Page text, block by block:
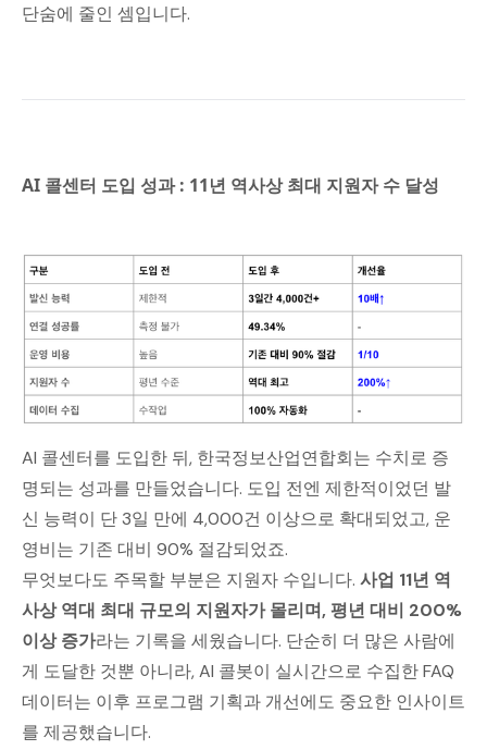
단숨에 줄인 셈입니다.
AI 콜센터 도입 성과 : 11년 역사상 최대 지원자 수 달성
AI 콜센터를 도입한 뒤, 한국정보산업연합회는 수치로 증
명되는 성과를 만들었습니다. 도입 전엔 제한적이었던 발
신 능력이 단 3일 만에 4,000건 이상으로 확대되었고, 운
영비는 기존 대비 90% 절감되었죠.
무엇보다도 주목할 부분은 지원자 수입니다. 사업 11년 역
사상 역대 최대 규모의 지원자가 몰리며, 평년 대비 200%
이상 증가라는 기록을 세웠습니다. 단순히 더 많은 사람에
게 도달한 것뿐 아니라, AI 콜봇이 실시간으로 수집한 FAQ
데이터는 이후 프로그램 기획과 개선에도 중요한 인사이트
를 제공했습니다.